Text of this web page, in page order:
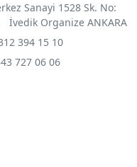
Sanayi 1528 Sk. No:
Organize ANKARA
394 15 10
727 06 06